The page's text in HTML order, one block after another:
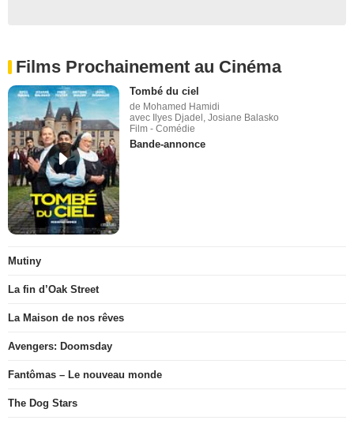
Films Prochainement au Cinéma
Tombé du ciel
de Mohamed Hamidi
avec Ilyes Djadel, Josiane Balasko
Film - Comédie
Bande-annonce
Mutiny
La fin d’Oak Street
La Maison de nos rêves
Avengers: Doomsday
Fantômas – Le nouveau monde
The Dog Stars